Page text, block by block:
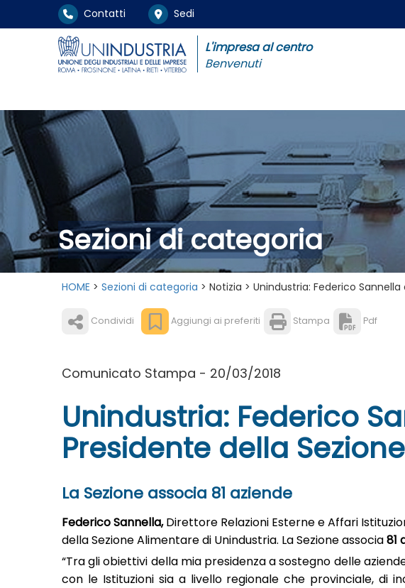
Contatti Sedi
L'impresa al centro
Benvenuti
Sezioni di categoria
HOME > Sezioni di categoria > Notizia > Unindustria: Federico
Condividi Aggiungi ai preferiti Stampa Pdf
Comunicato Stampa - 20/03/2018
Unindustria: Federico
Presidente della
La Sezione associa 81 aziende
Federico Sannella,Direttore Relazioni Esterne e Affari
della Sezione Alimentare di Unindustria. La Sezione associa81
“Tra gli obiettivi della mia presidenza a sostegno delle
con le Istituzioni sia a livello regionale che provinciale, di